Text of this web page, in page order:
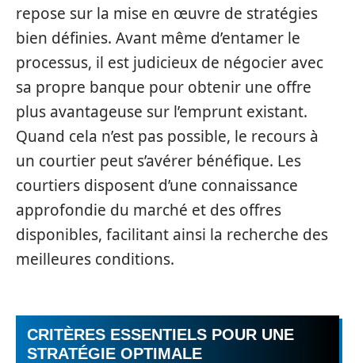
repose sur la mise en œuvre de stratégies
bien définies. Avant même d’entamer le
processus, il est judicieux de négocier avec
sa propre banque pour obtenir une offre
plus avantageuse sur l’emprunt existant.
Quand cela n’est pas possible, le recours à
un courtier peut s’avérer bénéfique. Les
courtiers disposent d’une connaissance
approfondie du marché et des offres
disponibles, facilitant ainsi la recherche des
meilleures conditions.
CRITÈRES ESSENTIELS POUR UNE
STRATÉGIE OPTIMALE